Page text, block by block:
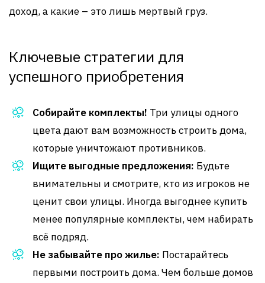
доход, а какие – это лишь мертвый груз.
Ключевые стратегии для
успешного приобретения
Собирайте комплекты! Три улицы одного
цвета дают вам возможность строить дома,
которые уничтожают противников.
Ищите выгодные предложения: Будьте
внимательны и смотрите, кто из игроков не
ценит свои улицы. Иногда выгоднее купить
менее популярные комплекты, чем набирать
всё подряд.
Не забывайте про жилье: Постарайтесь
первыми построить дома. Чем больше домов